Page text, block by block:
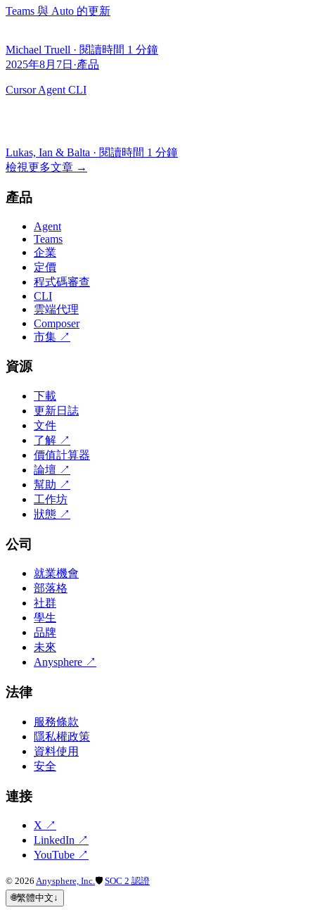
Teams 與 Auto 的更新
Michael Truell · 閱讀時間 1 分鐘
2025年8月7日 ·產品
Cursor Agent CLI
Lukas, Ian & Balta · 閱讀時間 1 分鐘
檢視更多文章 →
產品
Agent
Teams
企業
定價
程式碼審查
CLI
雲端代理
Composer
市集 ↗
資源
下載
更新日誌
文件
了解 ↗
價值計算器
論壇 ↗
幫助 ↗
工作坊
狀態 ↗
公司
就業機會
部落格
社群
學生
品牌
未來
Anysphere ↗
法律
服務條款
隱私權政策
資料使用
安全
連接
X ↗
LinkedIn ↗
YouTube ↗
© 2026 Anysphere, Inc.🛡 SOC 2 認證
🌐繁體中文↓